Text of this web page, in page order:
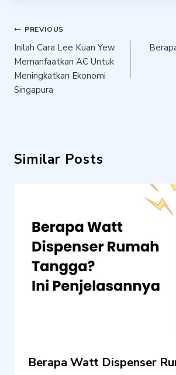
Post
navigation
PREVIOUS
Inilah Cara Lee Kuan Yew
Memanfaatkan AC Untuk
Meningkatkan Ekonomi
Singapura
Similar Posts
Berapa Watt Dispenser